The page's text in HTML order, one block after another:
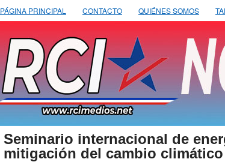
PÁGINA PRINCIPAL CONTACTO QUIÉNES SOMOS
Seminario internacional de
mitigación del cambio climático